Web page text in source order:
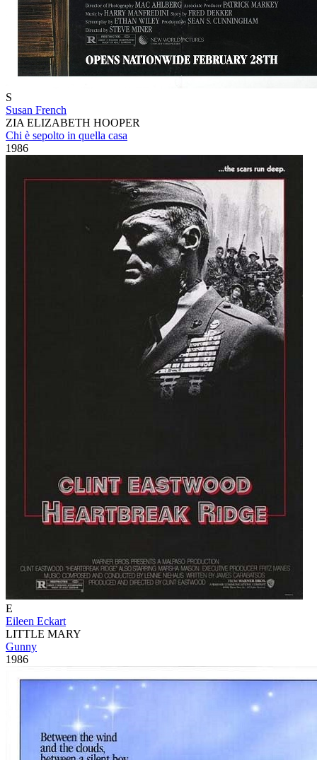
S
Susan French
ZIA ELIZABETH HOOPER
Chi è sepolto in quella casa
1986
E
Eileen Eckart
LITTLE MARY
Gunny
1986